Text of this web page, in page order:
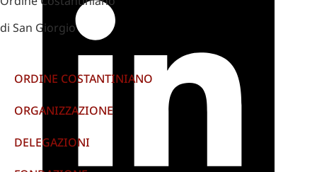
di San Giorgio
ORDINE COSTANTINIANO
ORGANIZZAZIONE
DELEGAZIONI